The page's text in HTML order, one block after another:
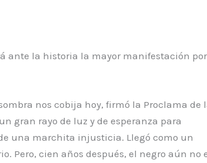
ante la historia la mayor manifestación
nos cobija hoy, firmó la Proclama de
gran rayo de luz y de esperanza para
una marchita injusticia. Llegó como un
Pero, cien años después, el negro aún no